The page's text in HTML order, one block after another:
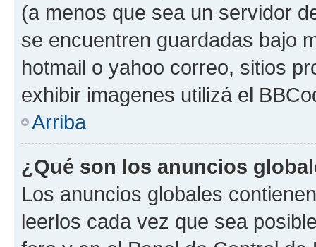
(a menos que sea un servidor
se encuentren guardadas bajo
hotmail o yahoo correo, sitios
exhibir imagenes utilizá el
Arriba
¿Qué son los anuncios
Los anuncios globales
leerlos cada vez que sea